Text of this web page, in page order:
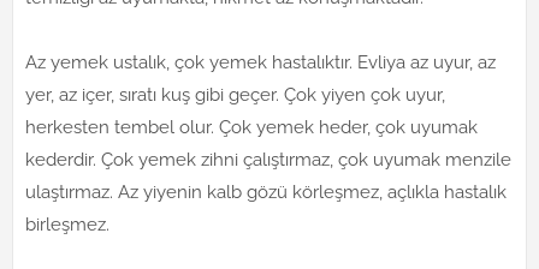
Az yemek ustalık, çok yemek hastalıktır. Evliya az uyur, az
yer, az içer, sıratı kuş gibi geçer. Çok yiyen çok uyur,
herkesten tembel olur. Çok yemek heder, çok uyumak
kederdir. Çok yemek zihni çalıştırmaz, çok uyumak menzile
ulaştırmaz. Az yiyenin kalb gözü körleşmez, açlıkla hastalık
birleşmez.